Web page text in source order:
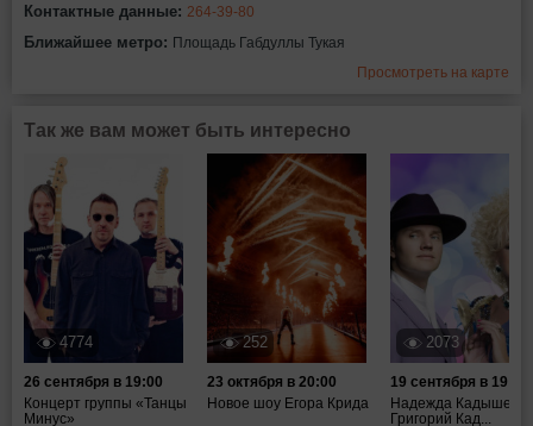
Контактные данные: 264-39-80
Ближайшее метро: Площадь Габдуллы Тукая
Просмотреть на карте
Так же вам может быть интересно
4774
26 сентября в 19:00
Концерт группы «Танцы
Минус»
252
23 октября в 20:00
Новое шоу Егора Крида
2073
19 сентября в 19:00
Надежда Кадышева,
Григорий Кад...